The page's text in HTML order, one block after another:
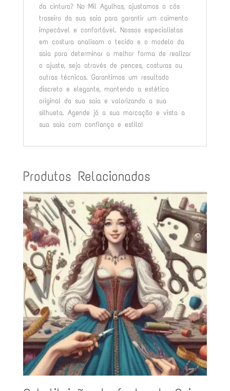
da cintura? No Mil Agulhas, ajustamos o cós
traseiro da sua saia para garantir um caimento
impecável e confortável. Nossos especialistas
em costura analisam o tecido e o modelo da
saia para determinar a melhor forma de realizar
o ajuste, seja através de pences, costuras ou
outras técnicas. Garantimos um resultado
discreto e elegante, mantendo a estética
original da sua saia e valorizando a sua
silhueta. Agende já a sua marcação e vista a
sua saia com confiança e estilo!
Produtos Relacionados